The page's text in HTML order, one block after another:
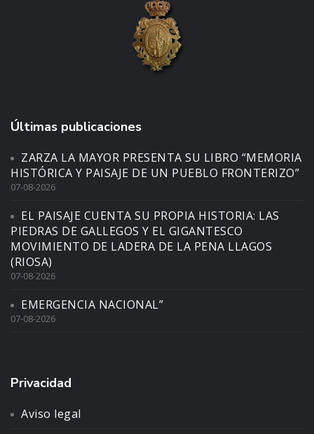
Últimas publicaciones
ZARZA LA MAYOR PRESENTA SU LIBRO “MEMORIA
HISTÓRICA Y PAISAJE DE UN PUEBLO FRONTERIZO”
07-08-2026
EL PAISAJE CUENTA SU PROPIA HISTORIA: LAS
PIEDRAS DE GALLEGOS Y EL GIGANTESCO
MOVIMIENTO DE LADERA DE LA PENA LLAGOS
(RIOSA)
07-08-2026
EMERGENCIA NACIONAL”
07-08-2026
Privacidad
Aviso legal